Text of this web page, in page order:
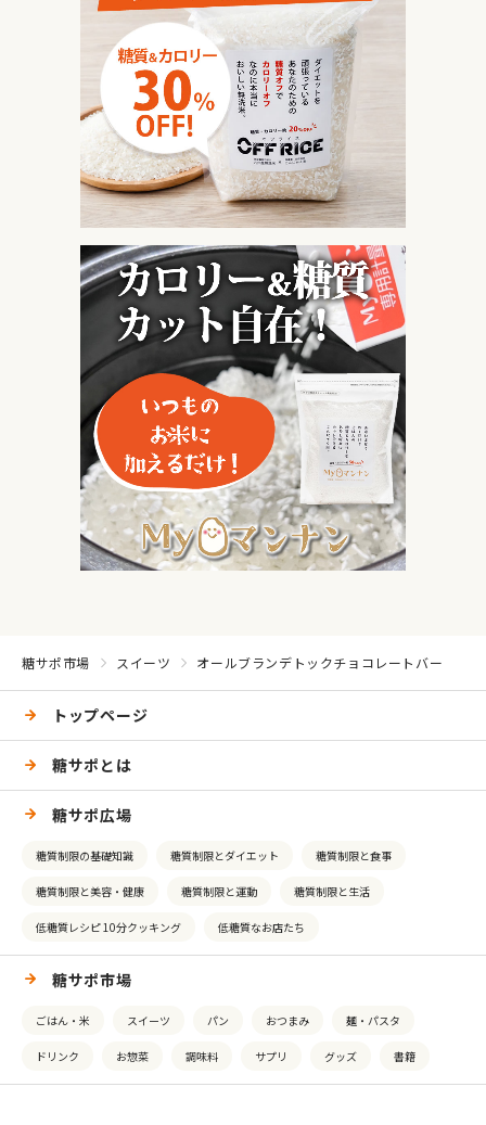
糖サポ市場 スイーツ オールブランデトックチョコレートバー
トップページ
糖サポとは
糖サポ広場
糖質制限の基礎知識 糖質制限とダイエット 糖質制限と食事
糖質制限と美容・健康 糖質制限と運動 糖質制限と生活
低糖質レシピ 10分クッキング 低糖質なお店たち
糖サポ市場
ごはん・米 スイーツ パン おつまみ 麺・パスタ
ドリンク お惣菜 調味料 サプリ グッズ 書籍